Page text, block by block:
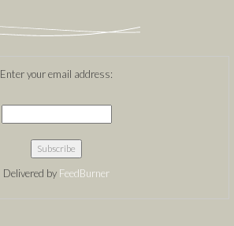
Enter your email address:
Delivered by FeedBurner